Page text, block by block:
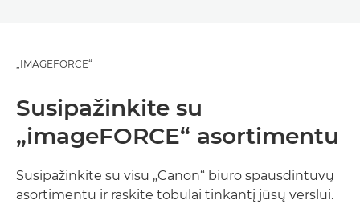
„IMAGEFORCE“
Susipažinkite su
„imageFORCE“ asortimentu
Susipažinkite su visu „Canon“ biuro spausdintuvų
asortimentu ir raskite tobulai tinkantį jūsų verslui.